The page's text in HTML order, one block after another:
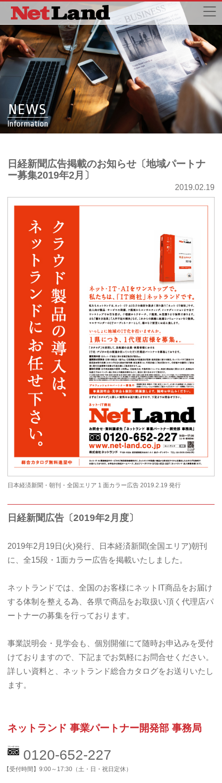
NEWS
Information
日経新聞広告掲載のお知らせ〔地域パートナ
ー募集2019年2月〕
2019.02.19
日本経済新聞・朝刊・全国エリア 1 面カラー広告 2019.2.19 発行
日経新聞広告〔2019年2月度〕
2019年2月19日(火)発行、日本経済新聞(全国エリア)朝刊
に、全15段・1面カラー広告を掲載いたしました。
ネットランドでは、全国のお客様にネットIT商品をお届け
する体制を整える為、各県で商品をお取扱い頂く代理店パ
ートナーの募集を行っております。
事業説明会・見学会も、個別開催にて随時お申込みを受付
けておりますので、下記までお気軽にお問合せください。
詳しい資料と、ネットランド総合カタログをお送りいたし
ます。
ネットランド 事業パートナー開発部 事務局
0120-652-227
【受付時間】9:00～17:30（土・日・祝日定休）